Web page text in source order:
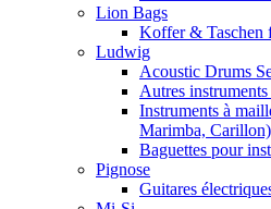
Lion Bags
Koffer & Taschen
Ludwig
Acoustic Drums
Autres
Instruments à
Marimba, Carillon)
Baguettes pour
Pignose
Guitares